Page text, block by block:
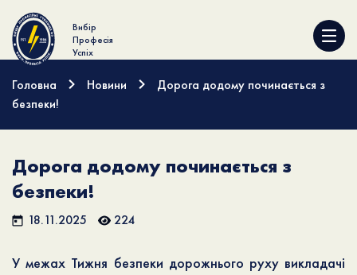
Вибір
Професія
Успіх
Головна Новини
Дорога додому починається з
безпеки!
Дорога додому починається з
безпеки!
18.11.2025 224
У межах Тижня безпеки дорожнього руху викладачі